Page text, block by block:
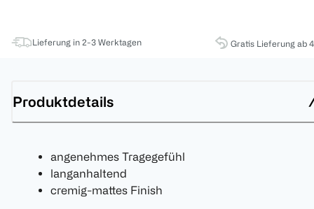
Lieferung in 2-3 Werktagen Gratis Lieferung ab
Produktdetails
angenehmes Tragegefühl
langanhaltend
cremig-mattes Finish